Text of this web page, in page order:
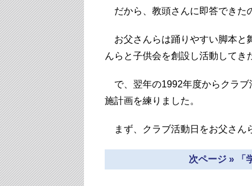
だから、教頭さんに即答できた
お父さんらは踊りやすい脚本と
んらと子供会を創設し活動してき
で、翌年の1992年度からクラブ
施計画を練りました。
まず、クラブ活動日をお父さん
次ページ » 「